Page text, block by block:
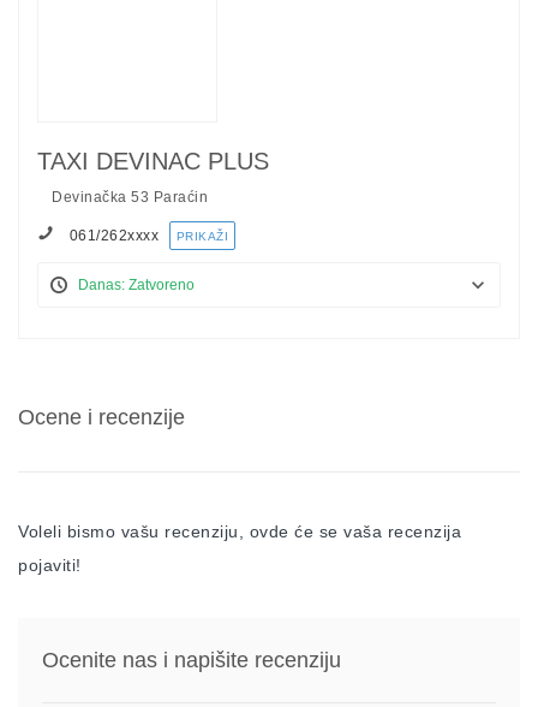
TAXI DEVINAC PLUS
Devinačka 53 Paraćin
061/262xxxx PRIKAŽI
Danas: Zatvoreno
Ocene i recenzije
Voleli bismo vašu recenziju, ovde će se vaša recenzija
pojaviti!
Ocenite nas i napišite recenziju